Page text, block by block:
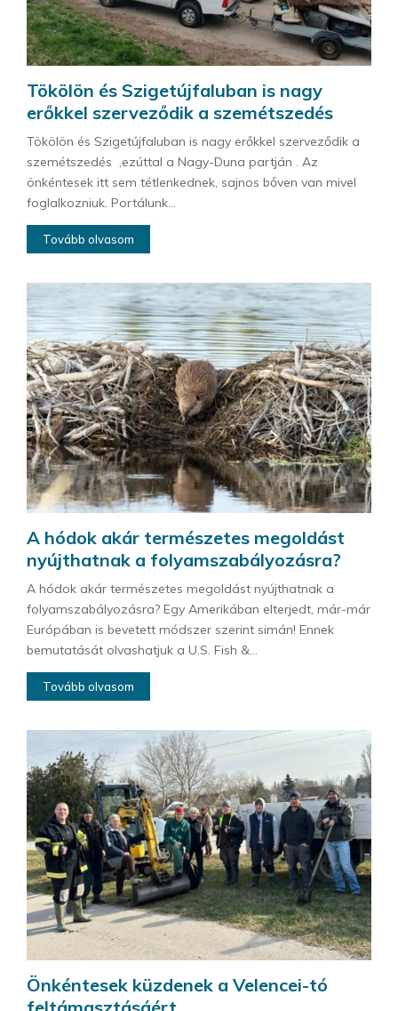
Tökölön és Szigetújfaluban is nagy
erőkkel szerveződik a szemétszedés
Tökölön és Szigetújfaluban is nagy erőkkel szerveződik a
szemétszedés ,ezúttal a Nagy-Duna partján . Az
önkéntesek itt sem tétlenkednek, sajnos bőven van mivel
foglalkozniuk. Portálunk...
Tovább olvasom
A hódok akár természetes megoldást
nyújthatnak a folyamszabályozásra?
A hódok akár természetes megoldást nyújthatnak a
folyamszabályozásra? Egy Amerikában elterjedt, már-már
Európában is bevetett módszer szerint simán! Ennek
bemutatását olvashatjuk a U.S. Fish &...
Tovább olvasom
Önkéntesek küzdenek a Velencei-tó